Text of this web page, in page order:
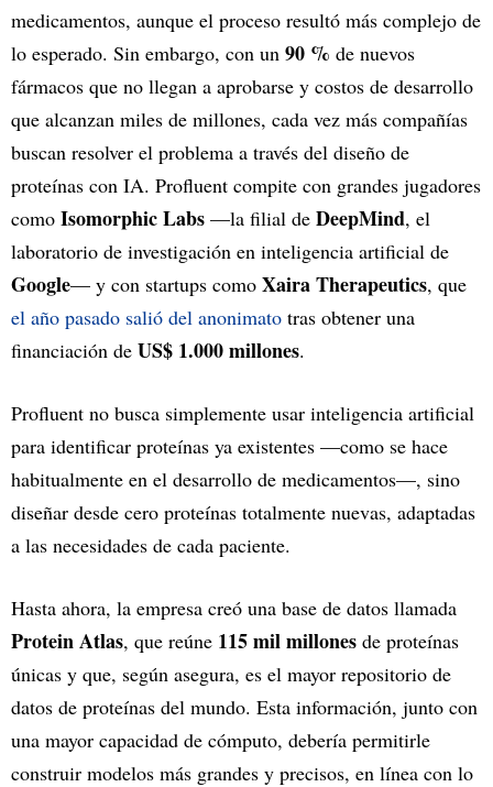
medicamentos, aunque el proceso resultó más complejo de
lo esperado. Sin embargo, con un 90 % de nuevos
fármacos que no llegan a aprobarse y costos de desarrollo
que alcanzan miles de millones, cada vez más compañías
buscan resolver el problema a través del diseño de
proteínas con IA. Profluent compite con grandes jugadores
como Isomorphic Labs —la filial de DeepMind, el
laboratorio de investigación en inteligencia artificial de
Google— y con startups como XairaTherapeutics, que
el año pasado salió del anonimato tras obtener una
financiación de US$ 1.000 millones.
Profluent no busca simplemente usar inteligencia artificial
para identificar proteínas ya existentes —como se hace
habitualmente en el desarrollo de medicamentos—, sino
diseñar desde cero proteínas totalmente nuevas, adaptadas
a las necesidades de cada paciente.
Hasta ahora, la empresa creó una base de datos llamada
Protein Atlas, que reúne 115 mil millones de proteínas
únicas y que, según asegura, es el mayor repositorio de
datos de proteínas del mundo. Esta información, junto con
una mayor capacidad de cómputo, debería permitirle
construir modelos más grandes y precisos, en línea con lo